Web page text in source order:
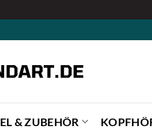
& ZUBEHÖR